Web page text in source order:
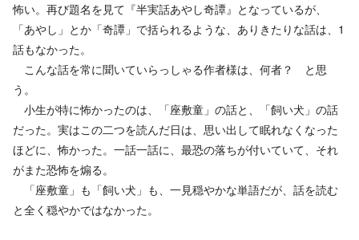
怖い。再び題名を見て『半実話あやし奇譚』となっているが、
「あやし」とか「奇譚」で括られるような、ありきたりな話は、1
話もなかった。
こんな話を常に聞いていらっしゃる作者様は、何者？ と思
う。
小生が特に怖かったのは、「座敷童」の話と、「飼い犬」の話
だった。実はこの二つを読んだ日は、思い出して眠れなくなった
ほどに、怖かった。一話一話に、最恐の落ちが付いていて、それ
がまた恐怖を煽る。
「座敷童」も「飼い犬」も、一見穏やかな単語だが、話を読む
と全く穏やかではなかった。